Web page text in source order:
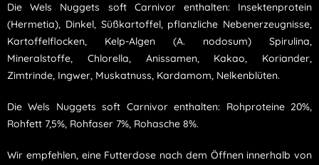
Die Wels Nuggets soft Carnivor enthalten: Insektenprotein
(Hermetia), Dinkel, Süßkartoffel, pflanzliche Nebenerzeugnisse,
Kartoffelflocken, Kelp-Algen (A. nodosum) Spirulina,
Mineralstoffe, Chlorella, Anissamen, Kakao, Koriander,
Zimtrinde, Ingwer, Muskatnuss, Kardamom, Nelkenblüten.
Die Wels Nuggets soft Carnivor enthalten: Rohproteine 20%,
Rohfett 7,5%, Rohfaser 7%, Rohasche 8%.
Wir empfehlen, eine Futterdose nach dem Öffnen innerhalb von